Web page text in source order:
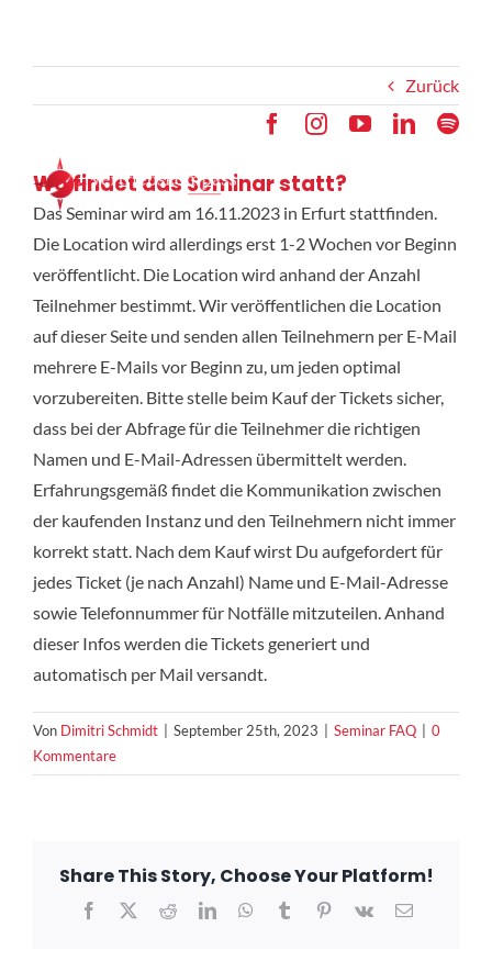
Media
Akademie
Zurück
Wo findet das Seminar statt?
Das Seminar wird am 16.11.2023 in Erfurt stattfinden.
Die Location wird allerdings erst 1-2 Wochen vor Beginn
veröffentlicht. Die Location wird anhand der Anzahl
Teilnehmer bestimmt. Wir veröffentlichen die Location
auf dieser Seite und senden allen Teilnehmern per E-Mail
mehrere E-Mails vor Beginn zu, um jeden optimal
vorzubereiten. Bitte stelle beim Kauf der Tickets sicher,
dass bei der Abfrage für die Teilnehmer die richtigen
Namen und E-Mail-Adressen übermittelt werden.
Erfahrungsgemäß findet die Kommunikation zwischen
der kaufenden Instanz und den Teilnehmern nicht immer
korrekt statt. Nach dem Kauf wirst Du aufgefordert für
jedes Ticket (je nach Anzahl) Name und E-Mail-Adresse
sowie Telefonnummer für Notfälle mitzuteilen. Anhand
dieser Infos werden die Tickets generiert und
automatisch per Mail versandt.
Von Dimitri Schmidt September 25th, 2023 Seminar FAQ
0
Kommentare
Share This Story, Choose Your Platform!
Facebook
X RedditLinkedInWhatsApp
TumblrPinterest
Vk
E-